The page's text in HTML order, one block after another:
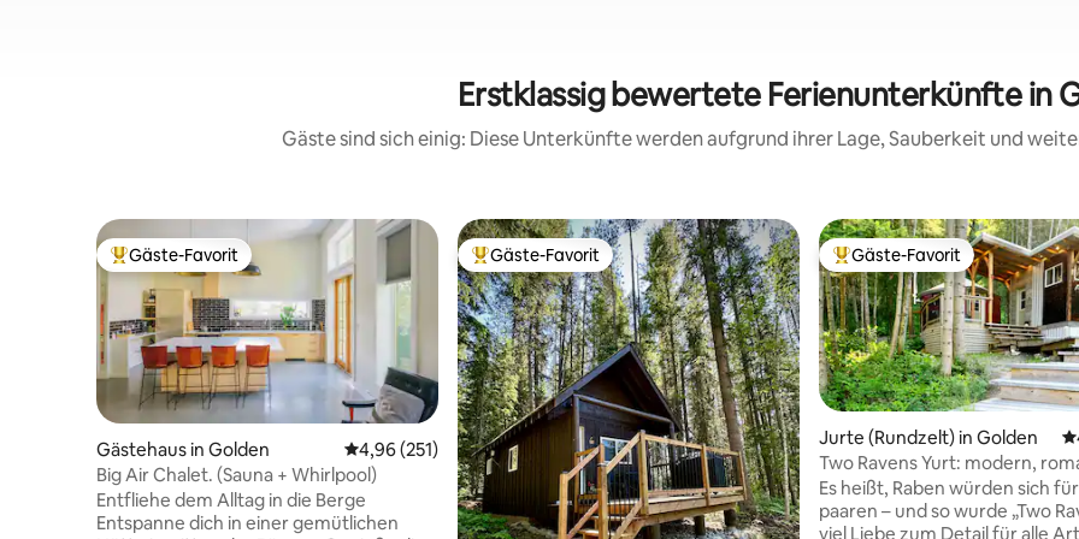
Erstklassig bewertete Ferienunterkünfte in
Gäste sind sich einig: Diese Unterkünfte werden aufgrund ihrer Lage, Sauberkeit und
Beliebter Gäste-Favorit.
Gäste-Favorit
Gästehaus in Golden Durchschnittliche Bewertung: 4,96 von 5, 251 Bewertungen
4,96 (251)
Big Air Chalet. (Sauna + Whirlpool)
Entfliehe dem Alltag in die Berge
Entspanne dich in einer gemütlichen
Beliebter Gäste-Favorit.
Gäste-Favorit Beliebter Gäste-Favorit.
Gäste-Favorit
Jurte (Rundzelt) in Golden
Two Ravens Yurt: modern,
umweltfreundlich
Es heißt, Raben würden sich
paaren – und so wurde „Two
viel Liebe zum Detail für alle